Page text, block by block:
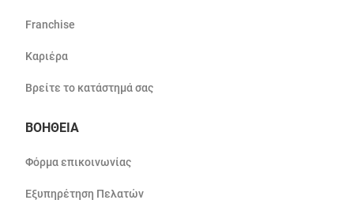
Franchise
Καριέρα
Βρείτε το κατάστημά σας
ΒΟΗΘΕΙΑ
Φόρμα επικοινωνίας
Εξυπηρέτηση Πελατών